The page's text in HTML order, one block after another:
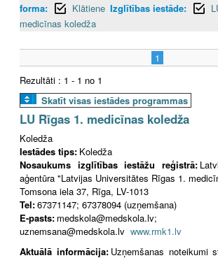
forma:
Klātiene Izglītības iestāde:
medicīnas koledža
1
Rezultāti : 1 - 1 no 1
Skatīt visas iestādes programmas
LU Rīgas 1. medicīnas koledža
Koledža
Iestādes tips: Koledža
Nosaukums izglītības iestāžu reģistrā:
aģentūra "Latvijas Universitātes Rīgas 1.
Tomsona iela 37, Rīga, LV-1013
Tel:67371147; 67378094 (uzņemšana)
E-pasts: medskola@medskola.lv;
uznemsana@medskola.lv www.rmk1.lv
Aktuālā informācija: Uzņemšanas noteikumi